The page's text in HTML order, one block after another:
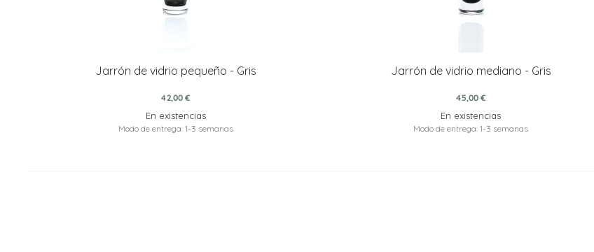
Jarrón de vidrio pequeño - Gris
42,00 €
En existencias
Modo de entrega: 1-3 semanas
Jarrón de vidrio mediano - Gris
45,00 €
En existencias
Modo de entrega: 1-3 semanas